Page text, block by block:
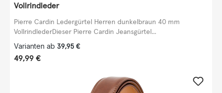
Vollrindleder
Pierre Cardin Ledergürtel Herren dunkelbraun 40 mm
VollrindlederDieser Pierre Cardin Jeansgürtel...
Varianten ab 39,95 €
Regulärer Preis:
49,99 €